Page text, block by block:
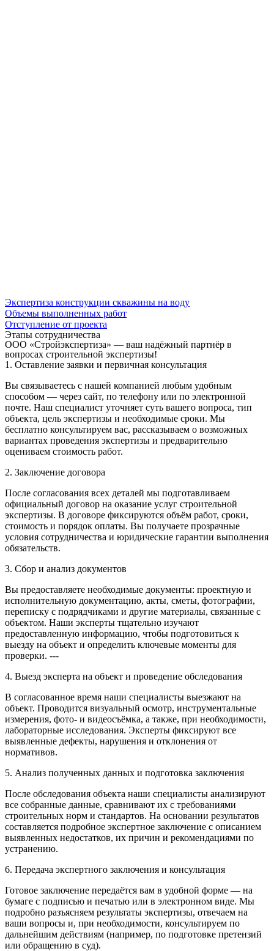
Экспертиза конструкции скважины на воду
Объемы выполненных работ
Отступление от проекта
Этапы сотрудничества
ООО «Стройэкспертиза» — ваш надёжный партнёр в
вопросах строительной экспертизы!
1. Оставление заявки и первичная консультация
Вы связываетесь с нашей компанией любым удобным
способом — через сайт, по телефону или по электронной
почте. Наш специалист уточняет суть вашего вопроса, тип
объекта, цель экспертизы и необходимые сроки. Мы
бесплатно консультируем вас, рассказываем о возможных
вариантах проведения экспертизы и предварительно
оцениваем стоимость работ.
2. Заключение договора
После согласования всех деталей мы подготавливаем
официальный договор на оказание услуг строительной
экспертизы. В договоре фиксируются объём работ, сроки,
стоимость и порядок оплаты. Вы получаете прозрачные
условия сотрудничества и юридические гарантии выполнения
обязательств.
3. Сбор и анализ документов
Вы предоставляете необходимые документы: проектную и
исполнительную документацию, акты, сметы, фотографии,
переписку с подрядчиками и другие материалы, связанные с
объектом. Наши эксперты тщательно изучают
предоставленную информацию, чтобы подготовиться к
выезду на объект и определить ключевые моменты для
проверки. ---
4. Выезд эксперта на объект и проведение обследования
В согласованное время наши специалисты выезжают на
объект. Проводится визуальный осмотр, инструментальные
измерения, фото- и видеосъёмка, а также, при необходимости,
лабораторные исследования. Эксперты фиксируют все
выявленные дефекты, нарушения и отклонения от
нормативов.
5. Анализ полученных данных и подготовка заключения
После обследования объекта наши специалисты анализируют
все собранные данные, сравнивают их с требованиями
строительных норм и стандартов. На основании результатов
составляется подробное экспертное заключение с описанием
выявленных недостатков, их причин и рекомендациями по
устранению.
6. Передача экспертного заключения и консультация
Готовое заключение передаётся вам в удобной форме — на
бумаге с подписью и печатью или в электронном виде. Мы
подробно разъясняем результаты экспертизы, отвечаем на
ваши вопросы и, при необходимости, консультируем по
дальнейшим действиям (например, по подготовке претензий
или обращению в суд).